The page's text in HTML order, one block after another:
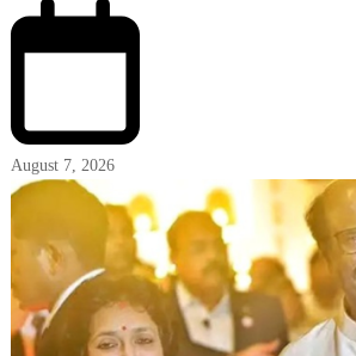
August 7, 2026